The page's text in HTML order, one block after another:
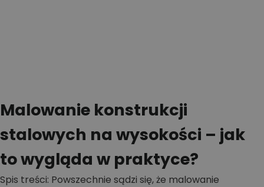
Malowanie konstrukcji
stalowych na wysokości – jak
to wygląda w praktyce?
Spis treści: Powszechnie sądzi się, że malowanie